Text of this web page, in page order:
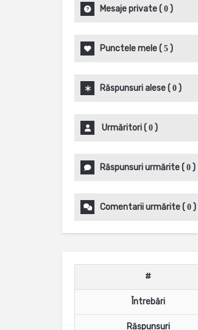
Mesaje private( 0 )
Punctele mele( 5 )
Răspunsuri alese( 0 )
Urmăritori( 0 )
Răspunsuri urmărite( 0 )
Comentarii urmărite( 0 )
#
Întrebări
Răspunsuri